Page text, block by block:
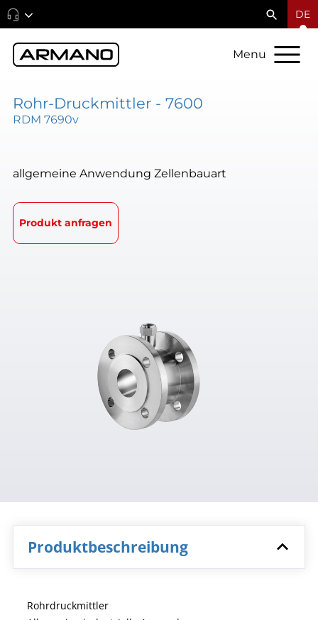
DE
Menu
Rohr-Druckmittler - 7600
RDM 7690v
allgemeine Anwendung Zellenbauart
Produkt anfragen
Produktbeschreibung
Rohrdruckmittler